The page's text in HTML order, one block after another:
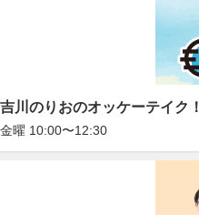
吉川のりおのオッケーテイク！
金曜 10:00〜12:30